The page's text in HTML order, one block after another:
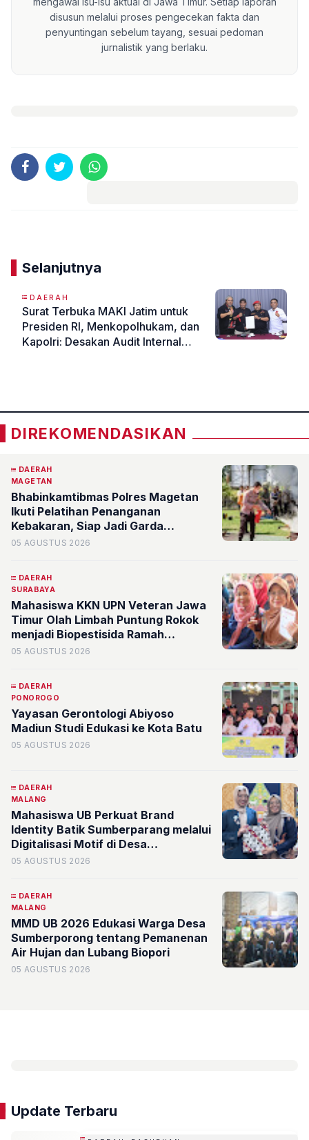
disusun melalui proses pengecekan fakta dan
penyuntingan sebelum tayang, sesuai pedoman
jurnalistik yang berlaku.
Selanjutnya
DAERAH
Surat Terbuka MAKI Jatim untuk
Presiden RI, Menkopolhukam, dan
Kapolri: Desakan Audit Internal
DIREKOMENDASIKAN
DAERAH
MAGETAN
Bhabinkamtibmas Polres Magetan
Ikuti Pelatihan Penanganan
Kebakaran, Siap Jadi Garda
Terdepan di Desa
05 AGUSTUS 2026
DAERAH
SURABAYA
Mahasiswa KKN UPN Veteran Jawa
Timur Olah Limbah Puntung Rokok
menjadi Biopestisida Ramah
Lingkungan di Rw 08 Kelurahan
05 AGUSTUS 2026
DAERAH
PONOROGO
Yayasan Gerontologi Abiyoso
Madiun Studi Edukasi ke Kota Batu
05 AGUSTUS 2026
DAERAH
MALANG
Mahasiswa UB Perkuat Brand
Identity Batik Sumberparang melalui
Digitalisasi Motif di Desa
Sumberporong
05 AGUSTUS 2026
DAERAH
MALANG
MMD UB 2026 Edukasi Warga Desa
Sumberporong tentang Pemanenan
Air Hujan dan Lubang Biopori
05 AGUSTUS 2026
Update Terbaru